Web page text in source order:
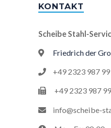
KONTAKT
Scheibe Stahl-
Friedrich der
+49 2323 987
+49 2323 987
info@scheibe-